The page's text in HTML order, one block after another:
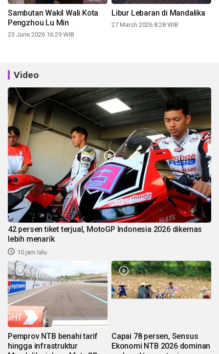
Sambutan Wakil Wali Kota
Pengzhou Lu Min
23 June 2026 16:29 WIB
Libur Lebaran di Mandalika
27 March 2026 8:28 WIB
Video
42 persen tiket terjual, MotoGP Indonesia 2026 dikemas
lebih menarik
10 jam lalu
Pemprov NTB benahi tarif
hingga infrastruktur
Capai 78 persen, Sensus
Ekonomi NTB 2026 dominan